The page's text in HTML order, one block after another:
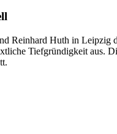
Reinhard Huth in Leipzig
Tiefgründigkeit aus.